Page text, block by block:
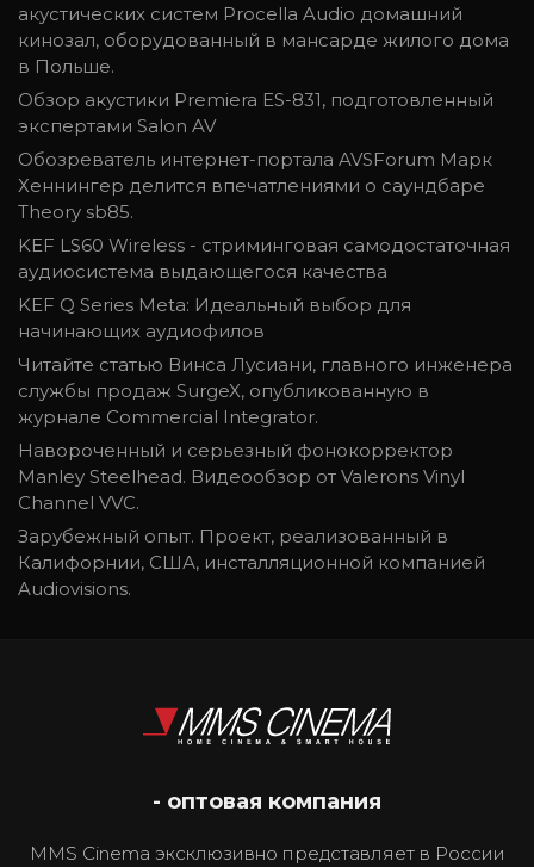
акустических систем Procella Audio домашний
кинозал, оборудованный в мансарде жилого дома
в Польше.
Обзор акустики Premiera ES-831, подготовленный
экспертами Salon AV
Обозреватель интернет-портала AVSForum Марк
Хеннингер делится впечатлениями о саундбаре
Theory sb85.
KEF LS60 Wireless - стриминговая самодостаточная
аудиосистема выдающегося качества
KEF Q Series Meta: Идеальный выбор для
начинающих аудиофилов
Читайте статью Винса Лусиани, главного инженера
службы продаж SurgeX, опубликованную в
журнале Commercial Integrator.
Навороченный и серьезный фонокорректор
Manley Steelhead. Видеообзор от Valerons Vinyl
Channel VVC.
Зарубежный опыт. Проект, реализованный в
Калифорнии, США, инсталляционной компанией
Audiovisions.
- оптовая компания
MMS Cinema эксклюзивно представляет в России